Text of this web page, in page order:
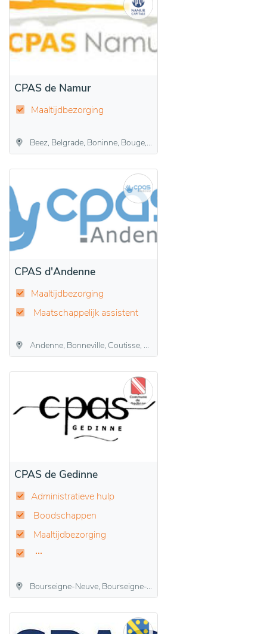
CPAS de Namur
Maaltijdbezorging
Beez, Belgrade, Boninne, Bouge, Champion, Daussoulx, Dave, Flawinne, Gelbressée, Jambes, Malonne, Marche-les-Dames, Namen, Naninne, Saint-Marc, Saint-Servais, Suarlée, Temploux, Vedrin, Wépion, Wierde
CPAS d'Andenne
Maaltijdbezorging
Maatschappelijk assistent
Andenne, Bonneville, Coutisse, Landenne, Maizeret, Namêche, Sclayn, Seilles, Thon, Vezin
CPAS de Gedinne
Administratieve hulp
Boodschappen
Maaltijdbezorging
Bourseigne-Neuve, Bourseigne-Vieille, Gedinne, Houdremont, Louette-Saint-Denis, Louette-Saint-Pierre, Malvoisin, Patignies, Rienne, Sart-Custinne, Vencimont, Willerzie